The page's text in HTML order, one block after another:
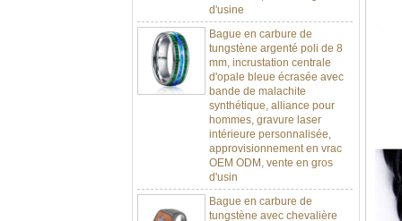
Bague en carbure de
tungstène argenté poli de 8
mm, incrustation centrale
d'opale bleue écrasée avec
bande de malachite
synthétique, alliance pour
hommes, gravure laser
intérieure personnalisée,
approvisionnement en vrac
OEM ODM, vente en gros
d'usin
Bague en carbure de
tungstène avec chevalière
carrée polie noire,